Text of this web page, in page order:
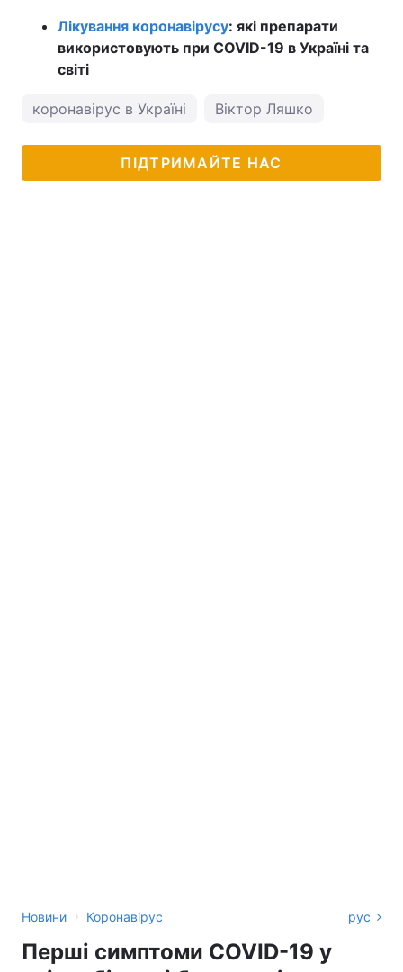
Лікування коронавірусу: які препарати
використовують при COVID-19 в Україні та
світі
коронавірус в Україні Віктор Ляшко
ПІДТРИМАЙТЕ НАС
Новини › Коронавірус рус
Перші симптоми COVID-19 у